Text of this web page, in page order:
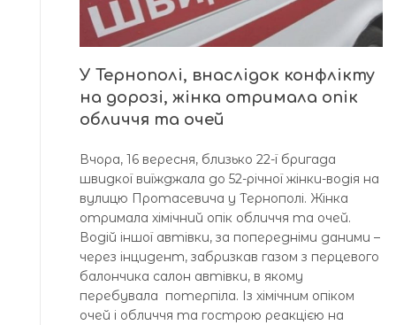
У Тернополі, внаслідок конфлікту
на дорозі, жінка отримала опік
обличчя та очей
Вчора, 16 вересня, близько 22-ї бригада
швидкої виїжджала до 52-річної жінки-водія на
вулицю Протасевича у Тернополі. Жінка
отримала хімічний опік обличчя та очей.
Водій іншої автівки, за попередніми даними –
через інцидент, забризкав газом з перцевого
балончика салон автівки, в якому
перебувала потерпіла. Із хімічним опіком
очей і обличчя та гострою реакцією на